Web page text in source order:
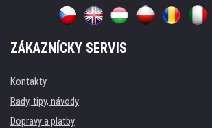
ZÁKAZNÍCKY SERVIS
Kontakty
Rady, tipy, návody
Dopravy a platby